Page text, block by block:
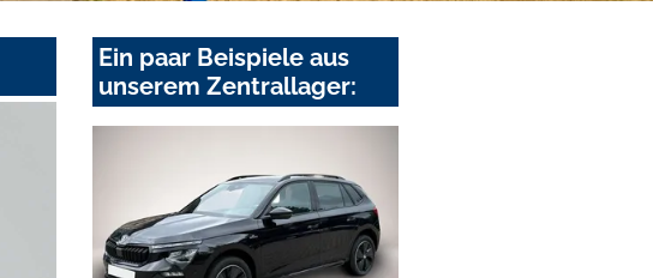
Ein paar Beispiele aus
unserem Zentrallager: